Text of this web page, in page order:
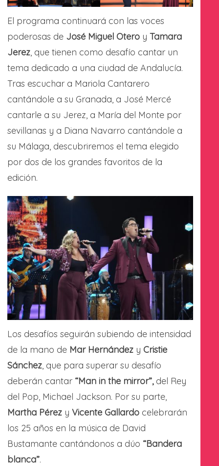
El programa continuará con las voces
poderosas de José Miguel Otero y Tamara
Jerez , que tienen como desafío cantar un
tema dedicado a una ciudad de Andalucía.
Tras escuchar a Mariola Cantarero
cantándole a su Granada, a José Mercé
cantarle a su Jerez, a María del Monte por
sevillanas y a Diana Navarro cantándole a
su Málaga, descubriremos el tema elegido
por dos de los grandes favoritos de la
edición.
Los desafíos seguirán subiendo de intensidad
de la mano de Mar Hernández y Cristie
Sánchez, que para superar su desafío
deberán cantar “Man in the mirror”,del Rey
del Pop, Michael Jackson. Por su parte,
Martha Pérez y Vicente Gallardo celebrarán
los 25 años en la música de David
Bustamante cantándonos a dúo “Bandera
blanca”.